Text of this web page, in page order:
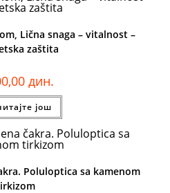
Lična snaga – vitalnost –
zaštita
дин.
још
Poluloptica sa kamenom